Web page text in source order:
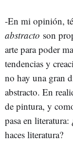
-En mi opinión,
abstracto son
arte para poder
tendencias y
no hay una gran
abstracto. En
de pintura, y
pasa en
haces literatura?